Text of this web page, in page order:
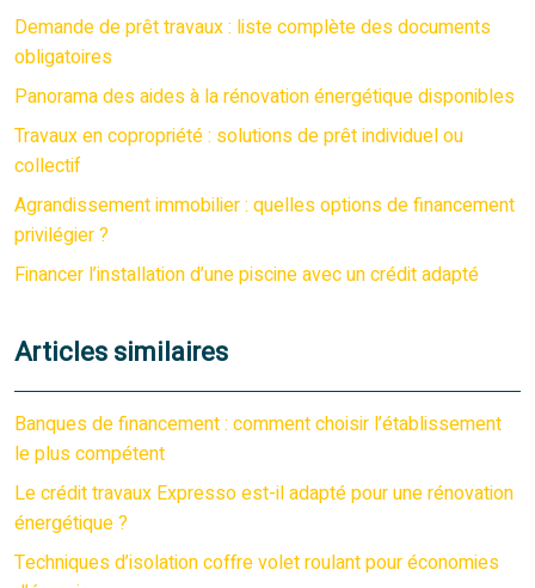
Demande de prêt travaux : liste complète des documents
obligatoires
Panorama des aides à la rénovation énergétique disponibles
Travaux en copropriété : solutions de prêt individuel ou
collectif
Agrandissement immobilier : quelles options de financement
privilégier ?
Financer l’installation d’une piscine avec un crédit adapté
Articles similaires
Banques de financement : comment choisir l’établissement
le plus compétent
Le crédit travaux Expresso est-il adapté pour une rénovation
énergétique ?
Techniques d’isolation coffre volet roulant pour économies